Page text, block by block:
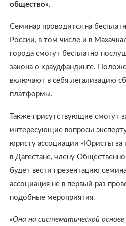
общество».
Семинар проводится на
России, в том числе и в
города смогут бесплатно
закона о краудфандинге.
включают в себя легализацию
платформы.
Также присутствующие смогут
интересующие вопросы
юристу ассоциации «Юристы за
в Дагестане, члену
будет вести презентацию
ассоциация не в первый раз
подобные мероприятия.
«Она на систематической